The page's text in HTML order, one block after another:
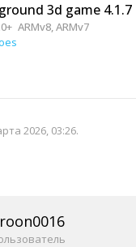
3d game 4.1.7
ARMv8, ARMv7
2026, 03:26.